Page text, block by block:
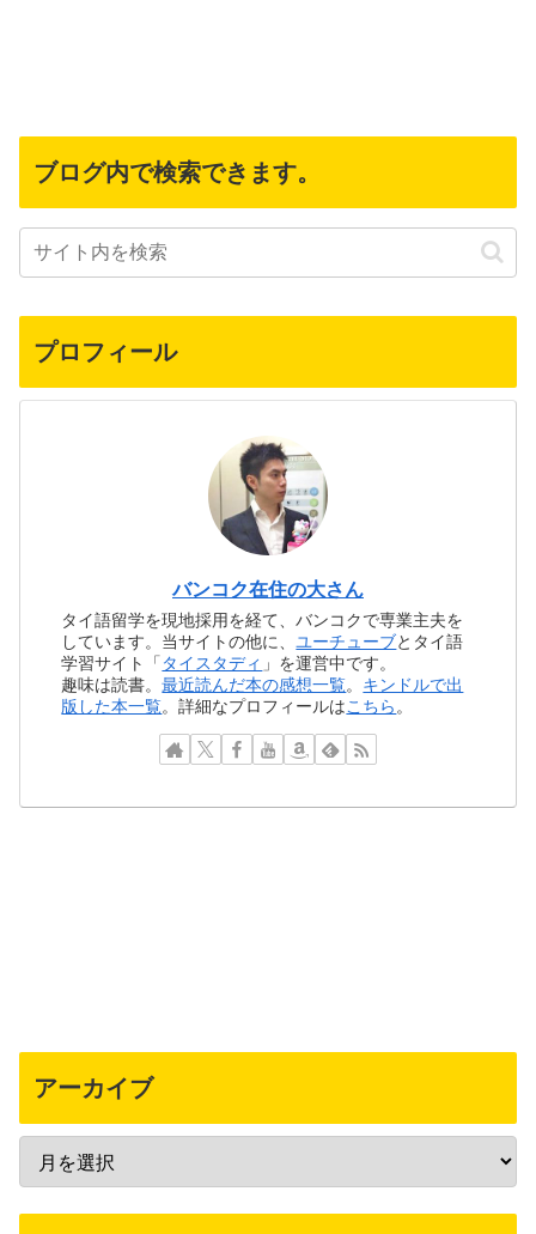
ブログ内で検索できます。
プロフィール
バンコク在住の大さん
タイ語留学を現地採用を経て、バンコクで専業主夫を
しています。当サイトの他に、 ユーチューブとタイ語
学習サイト「 タイスタディ 」を運営中です。
趣味は読書。最近読んだ本の感想一覧。 キンドルで出
版した本一覧。詳細なプロフィールはこちら 。
アーカイブ